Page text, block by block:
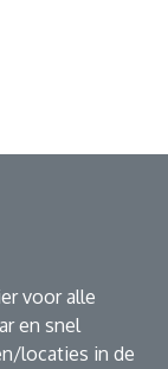
voor alle
en snel
locaties in de